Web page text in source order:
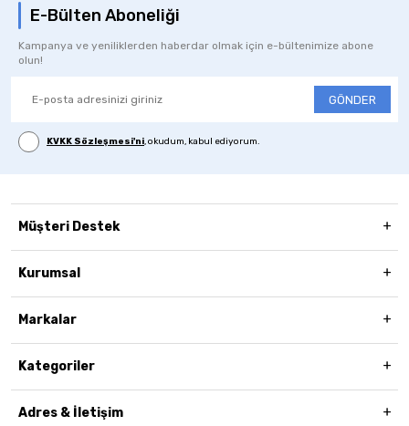
E-Bülten Aboneliği
Kampanya ve yeniliklerden haberdar olmak için e-bültenimize abone
olun!
GÖNDER
KVKK Sözleşmesi'ni, okudum, kabul ediyorum.
Müşteri Destek
Kurumsal
Markalar
Kategoriler
Adres & İletişim